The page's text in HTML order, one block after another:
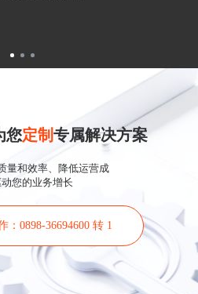
您定制专属解决方案
量和效率、降低运营成
您的业务增长
：0898-36694600 转 1